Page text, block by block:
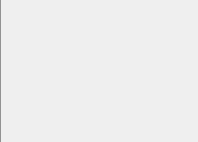
Yatırım Hizmetleri ve
bilgi, yorum ve tavsiyeleri yatırım
Menkul Değerler